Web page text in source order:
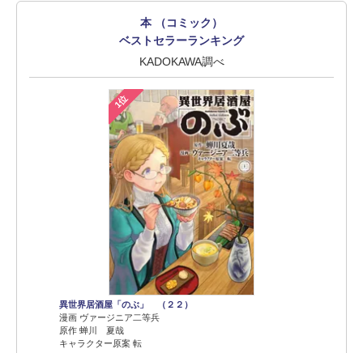
本 （コミック）
ベストセラーランキング
KADOKAWA調べ
1位
異世界居酒屋「のぶ」 （２２）
漫画 ヴァージニア二等兵
原作 蝉川 夏哉
キャラクター原案 転